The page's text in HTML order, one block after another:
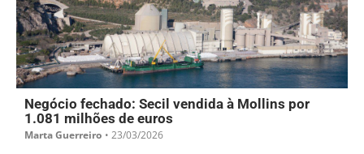
Negócio fechado: Secil vendida à Mollins por
1.081 milhões de euros
Marta Guerreiro • 23/03/2026